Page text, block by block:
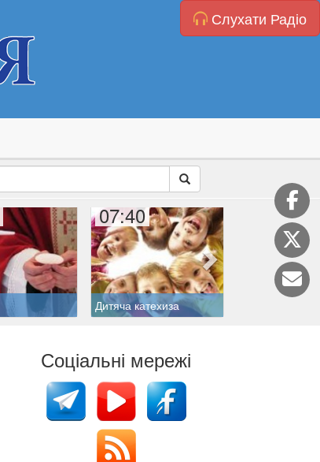
Слухати Радіо
07:40
Дитяча катехиза
08:00
Соціальні мережі